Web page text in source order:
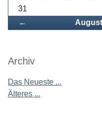
←
31
Archiv
Das Neueste ...
Älteres ...